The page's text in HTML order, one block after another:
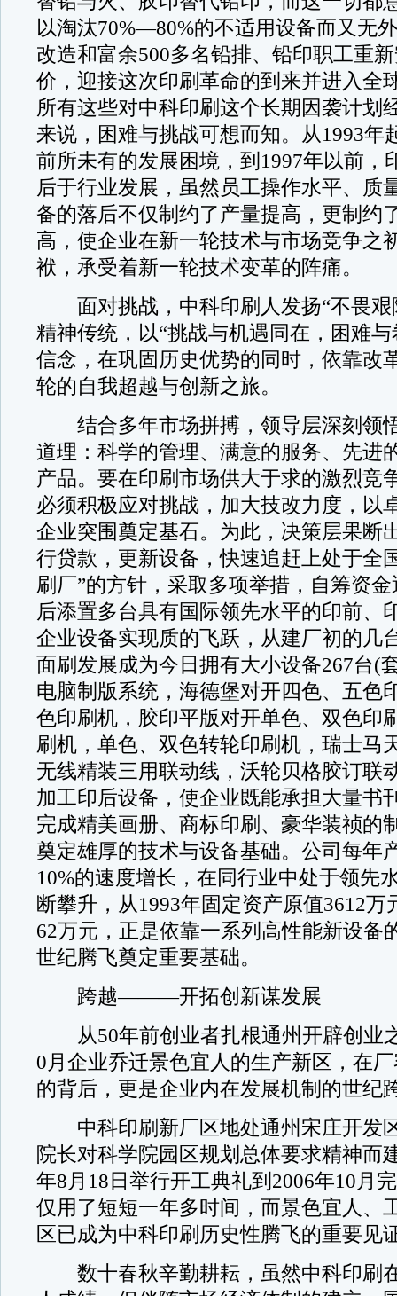
以淘汰70%—80%的不适用设备而又无
改造和富余500多名铅排、铅印职工重
价，迎接这次印刷革命的到来并进入全
所有这些对中科印刷这个长期因袭计划
来说，困难与挑战可想而知。从1993年
前所未有的发展困境，到1997年以前，
后于行业发展，虽然员工操作水平、质
备的落后不仅制约了产量提高，更制约
高，使企业在新一轮技术与市场竞争之
袱，承受着新一轮技术变革的阵痛。
面对挑战，中科印刷人发扬“不畏艰
精神传统，以“挑战与机遇同在，困难
信念，在巩固历史优势的同时，依靠改
轮的自我超越与创新之旅。
结合多年市场拼搏，领导层深刻领
道理：科学的管理、满意的服务、先进
产品。要在印刷市场供大于求的激烈竞
必须积极应对挑战，加大技改力度，以
企业突围奠定基石。为此，决策层果断
行贷款，更新设备，快速追赶上处于全
刷厂”的方针，采取多项举措，自筹资
后添置多台具有国际领先水平的印前、
企业设备实现质的飞跃，从建厂初的几
面刷发展成为今日拥有大小设备267台(
电脑制版系统，海德堡对开四色、五色
色印刷机，胶印平版对开单色、双色印
刷机，单色、双色转轮印刷机，瑞士马
无线精装三用联动线，沃轮贝格胶订联
加工印后设备，使企业既能承担大量书
完成精美画册、商标印刷、豪华装祯的
奠定雄厚的技术与设备基础。公司每年
10%的速度增长，在同行业中处于领先
断攀升，从1993年固定资产原值3612万
62万元，正是依靠一系列高性能新设备
世纪腾飞奠定重要基础。
跨越———开拓创新谋发展
从50年前创业者扎根通州开辟创业
0月企业乔迁景色宜人的生产新区，在
的背后，更是企业内在发展机制的世纪
中科印刷新厂区地处通州宋庄开发
院长对科学院园区规划总体要求精神而
年8月18日举行开工典礼到2006年10月
仅用了短短一年多时间，而景色宜人、
区已成为中科印刷历史性腾飞的重要见
数十春秋辛勤耕耘，虽然中科印刷